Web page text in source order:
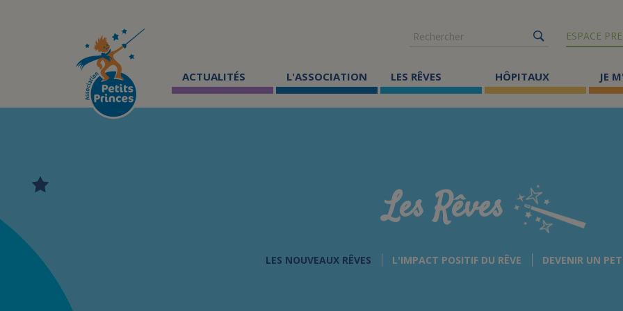
Rechercher
ESPACE
ACTUALITÉS L'ASSOCIATION LES RÊVES HÔPITAUX JE
Les Rêves
LES NOUVEAUX RÊVES L'IMPACT POSITIF DU RÊVE DEVENIR UN